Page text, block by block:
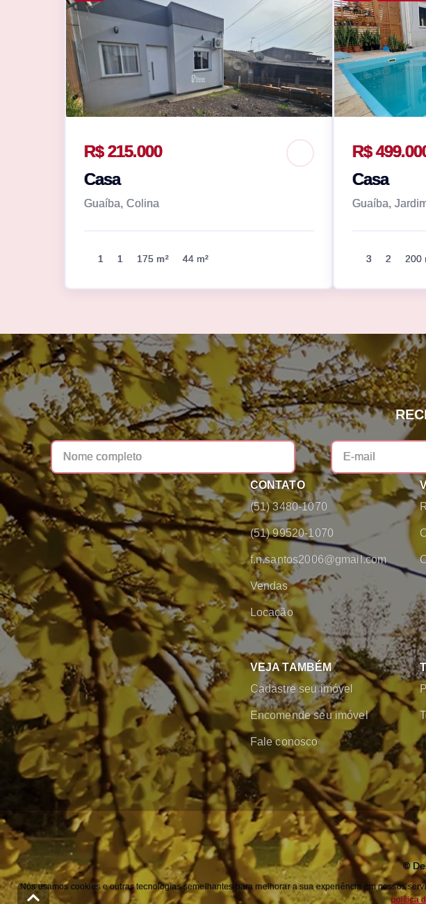
R$ 215.000
Casa
Guaíba, Colina
1 1 175 m² 44 m²
R$
Casa
Guaíba,
3 2 200
CONTATO
(51) 3480-1070
(51) 99520-1070
f.n.santos2006@gmail.com
Vendas
Locação
VEJA TAMBÉM
Cadastre seu imóvel
Encomende seu imóvel
Fale conosco
©
Nós usamos cookies e outras tecnologias semelhantes para melhorar a sua experiência em nossos
política